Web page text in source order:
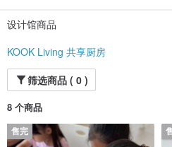
试试看吧，一直想下厨却又不敢尝试的新手
设计馆商品
KOOK Living 共享厨房
筛选商品 ( 0 )
8 个商品
售完